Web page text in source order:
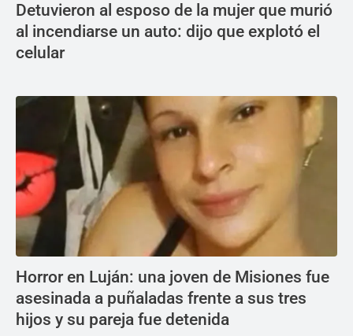
Detuvieron al esposo de la mujer que murió
al incendiarse un auto: dijo que explotó el
celular
Horror en Luján: una joven de Misiones fue
asesinada a puñaladas frente a sus tres
hijos y su pareja fue detenida